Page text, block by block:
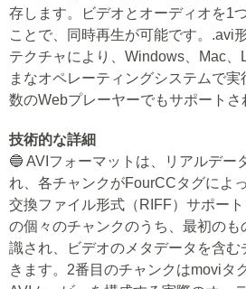
存します。ビデオとオーディオを1
ことで、同時再生が可能です。.avi
テクチャにより、Windows、Mac
まなオペレーティングシステムで
数のWebプレーヤーでもサポートさ
技術的な詳細
🔵 AVIフォーマットは、リアルデー
れ、各チャンクがFourCCタグによ
交換ファイル形式（RIFF）サポー
の個々のチャンクのうち、最初の
識され、ビデオのメタデータを含
きます。2番目のチャンクはmoviタ